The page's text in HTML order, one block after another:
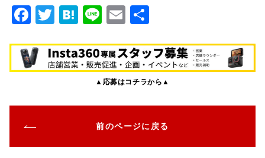
F
c
e
o
o
k
T
it
te
H
e
n
Li
e
E
ai
l
▲応募はコチラから▲
前のページに戻る